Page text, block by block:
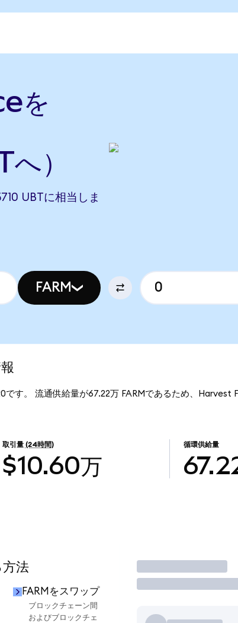
を
）
UBTに相当しま
FARM
です。 流通供給量が67.22万 FARMであるため、Harvest
取引量 (24時間)
$10.60万
循環供給量
法
FARMをスワップ
ブロックチェーン間
およびブロックチェ
取引